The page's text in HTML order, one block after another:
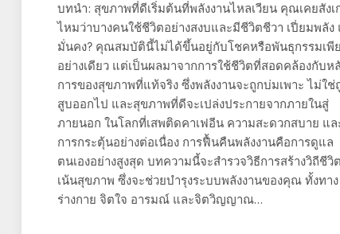
บทนำ: สุขภาพที่ดีเริ่มต้นที่พลังงานไหลเวียน คุณเคยสังเ
ไหมว่าบางคนใช้ชีวิตอย่างสงบและมีชีวิตชีวา เปี่ยมพลัง
มั่นคง? คุณสมบัตินี้ไม่ได้ขึ้นอยู่กับโชคหรือพันธุกรรมเพี
อย่างเดียว แต่เป็นผลมาจากการใช้ชีวิตที่สอดคล้องกับห
การของสุขภาพที่แท้จริง ซึ่งพลังงานจะถูกบ่มเพาะ ไม่ใช่
สูบออกไป และสุขภาพที่ดีจะเปล่งประกายจากภายในสู่
ภายนอก ในโลกที่เสพติดคาเฟอีน ความสะดวกสบาย แล
การกระตุ้นอย่างต่อเนื่อง การฟื้นคืนพลังงานคือการดูแล
ตนเองอย่างสูงสุด บทความนี้จะสำรวจวิธีการสร้างวิถีชีวิ
เน้นสุขภาพ ซึ่งจะช่วยบำรุงระบบพลังงานของคุณ ทั้งทาง
ร่างกาย จิตใจ อารมณ์ และจิตวิญญาณ…